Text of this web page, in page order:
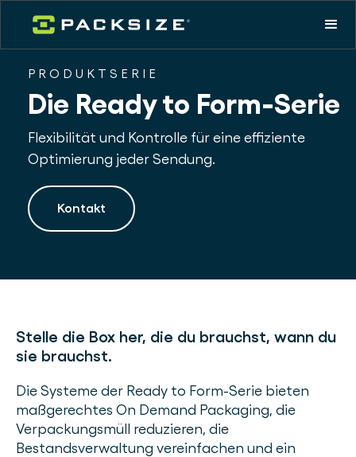
PRODUKTSERIE
Die Ready to Form-Serie
Flexibilität und Kontrolle für eine effiziente
Optimierung jeder Sendung.
Kontakt
Stelle die Box her, die du brauchst, wann du
sie brauchst.
Die Systeme der Ready to Form-Serie bieten
maßgerechtes On Demand Packaging, die
Verpackungsmüll reduzieren, die
Bestandsverwaltung vereinfachen und ein